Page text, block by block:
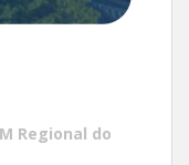
Regional do